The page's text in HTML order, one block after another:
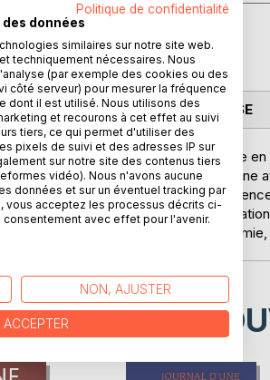
réflexion sur l'importance de l'écoute
crucial d'efficacité, d'humanité et une
et nécessite de prendre
sentir écouté. cela est vrai en
profession, management, économie,
AUTEUR(S) CRITIQUES PRESSE
TITRES À
Politique de confidentialité
données
similaires sur notre site web.
techniquement nécessaires. Nous
(par exemple des cookies ou des
côté serveur) pour mesurer la fréquence
dont il est utilisé. Nous utilisons des
et recourons à cet effet au suivi
tiers, ce qui permet d'utiliser des
pixels de suivi et des adresses IP sur
sur notre site des contenus tiers
vidéo). Nous n'avons aucune
données et sur un éventuel tracking par
vous acceptez les processus décrits ci-
avec effet pour l'avenir.
NON, AJUSTER